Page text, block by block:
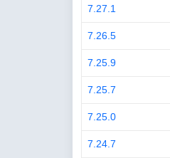
7.27.1
7.26.5
7.25.9
7.25.7
7.25.0
7.24.7